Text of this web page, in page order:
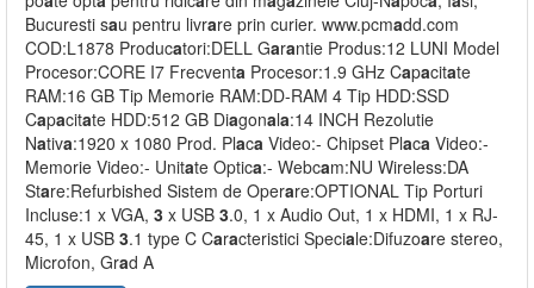
Bucuresti sau pentru livrare prin curier. www.pcmadd.com
COD:L1878 Producatori:DELL Garantie Produs:12 LUNI Model
Procesor:CORE I7 Frecventa Procesor:1.9 GHz Capacitate
RAM:16 GB Tip Memorie RAM:DD-RAM 4 Tip HDD:SSD
Capacitate HDD:512 GB Diagonala:14 INCH Rezolutie
Nativa:1920 x 1080 Prod. Placa Video:- Chipset Placa Video:-
Memorie Video:- Unitate Optica:- Webcam:NU Wireless:DA
Stare:Refurbished Sistem de Operare:OPTIONAL Tip Porturi
Incluse:1 x VGA, 3 x USB 3.0, 1 x Audio Out, 1 x HDMI, 1 x RJ-
45, 1 x USB 3.1 type C Caracteristici Speciale:Difuzoare stereo,
Microfon, Grad A